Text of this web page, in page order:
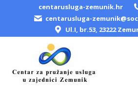
centarusluga-zemunik.hr
centarusluga-
Ul.I, br.53, 23222